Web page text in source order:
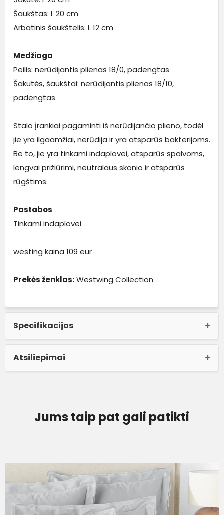
Šaukštas: L 20 cm
Arbatinis šaukštelis: L 12 cm
Medžiaga
Peilis: nerūdijantis plienas 18/0, padengtas
Šakutės, šaukštai: nerūdijantis plienas 18/10,
padengtas
Stalo įrankiai pagaminti iš nerūdijančio plieno, todėl
jie yra ilgaamžiai, nerūdija ir yra atsparūs bakterijoms.
Be to, jie yra tinkami indaplovei, atsparūs spalvoms,
lengvai prižiūrimi, neutralaus skonio ir atsparūs
rūgštims.
Pastabos
Tinkami indaplovei
westing kaina 109 eur
Prekės ženklas:Westwing Collection
Specifikacijos
Atsiliepimai
Jums taip pat gali patikti